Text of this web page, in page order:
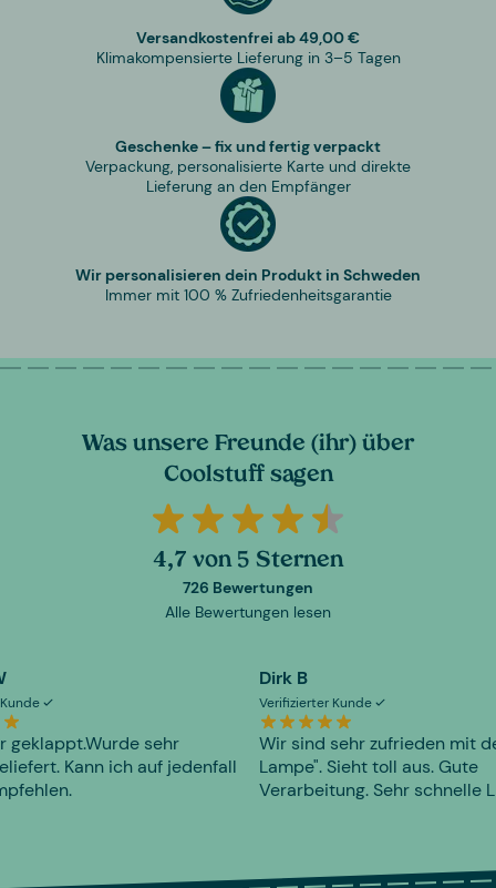
Versandkostenfrei ab 49,00 €
Klimakompensierte Lieferung in 3–5 Tagen
Geschenke – fix und fertig verpackt
Verpackung, personalisierte Karte und direkte
Lieferung an den Empfänger
Wir personalisieren dein Produkt in Schweden
Immer mit 100 % Zufriedenheitsgarantie
Was unsere Freunde (ihr) über
Coolstuff sagen
4,7 von 5 Sternen
726 Bewertungen
Alle Bewertungen lesen
geklappt.Wurde sehr
Kann ich auf jedenfall
Dirk B
Verifizierter Kunde
Wir sind sehr zufrieden mit
Lampe". Sieht toll aus. Gute
Verarbeitung. Sehr schnelle